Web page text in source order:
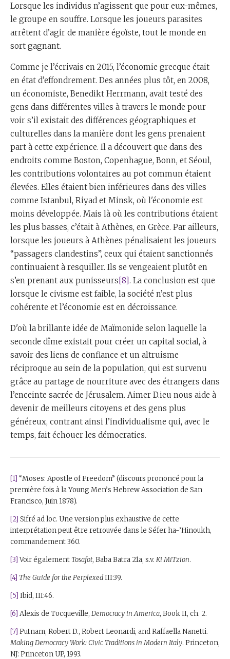
Lorsque les individus n’agissent que pour eux-mêmes,
le groupe en souffre. Lorsque les joueurs parasites
arrêtent d’agir de manière égoïste, tout le monde en
sort gagnant.
Comme je l’écrivais en 2015, l’économie grecque était
en état d’effondrement. Des années plus tôt, en 2008,
un économiste, Benedikt Herrmann, avait testé des
gens dans différentes villes à travers le monde pour
voir s’il existait des différences géographiques et
culturelles dans la manière dont les gens prenaient
part à cette expérience. Il a découvert que dans des
endroits comme Boston, Copenhague, Bonn, et Séoul,
les contributions volontaires au pot commun étaient
élevées. Elles étaient bien inférieures dans des villes
comme Istanbul, Riyad et Minsk, où l'économie est
moins développée. Mais là où les contributions étaient
les plus basses, c’était à Athènes, en Grèce. Par ailleurs,
lorsque les joueurs à Athènes pénalisaient les joueurs
“passagers clandestins”, ceux qui étaient sanctionnés
continuaient à resquiller. Ils se vengeaient plutôt en
s’en prenant aux punisseurs[8]. La conclusion est que
lorsque le civisme est faible, la société n’est plus
cohérente et l’économie est en décroissance.
D'où la brillante idée de Maïmonide selon laquelle la
seconde dîme existait pour créer un capital social, à
savoir des liens de confiance et un altruisme
réciproque au sein de la population, qui est survenu
grâce au partage de nourriture avec des étrangers dans
l’enceinte sacrée de Jérusalem. Aimer D.ieu nous aide à
devenir de meilleurs citoyens et des gens plus
généreux, contrant ainsi l’individualisme qui, avec le
temps, fait échouer les démocraties.
[1] “Moses: Apostle of Freedom” (discours prononcé pour la
première fois à la Young Men’s Hebrew Association de San
Francisco, Juin 1878).
[2] Sifré ad loc. Une version plus exhaustive de cette
interprétation peut être retrouvée dans le Séfer ha-’Hinoukh,
commandement 360.
[3]Voir égalementTosafot, Baba Batra 21a, s.v. Ki MiTzion.
[4] The Guide for the PerplexedIII:39.
[5] Ibid, III:46.
[6] Alexis de Tocqueville, Democracy in America, Book II, ch. 2.
[7] Putnam, Robert D., Robert Leonardi, and Raffaella Nanetti.
Making Democracy Work: Civic Traditions in Modern Italy. Princeton,
NJ: Princeton UP, 1993.